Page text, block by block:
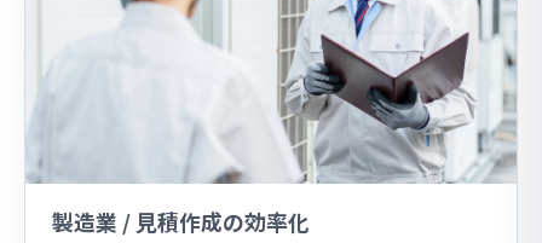
製造業 / 見積作成の効率化